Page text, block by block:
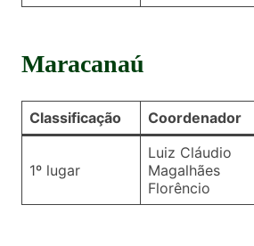
Maracanaú
Classificação Coordenador
1º lugar
Luiz Cláudio
Magalhães
Florêncio